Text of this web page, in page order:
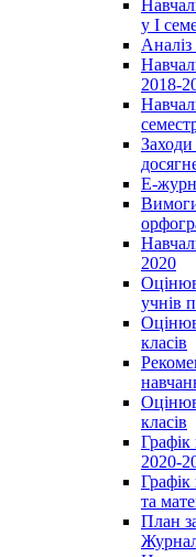
у І
2018-
Е-
2020
учнів
класів
класів
Графік
2020-
Графік
та
План